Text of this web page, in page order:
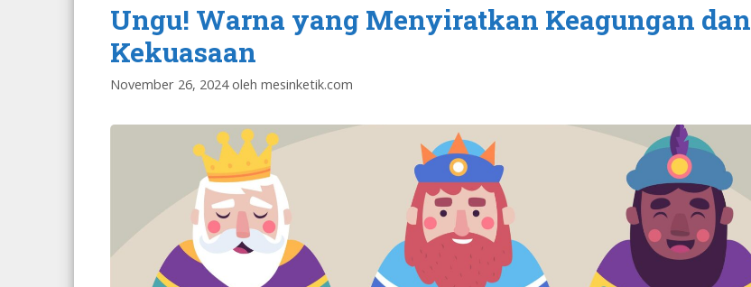
Ungu! Warna yang Menyiratkan Keagungan dan
Kekuasaan
November 26, 2024 oleh mesinketik.com